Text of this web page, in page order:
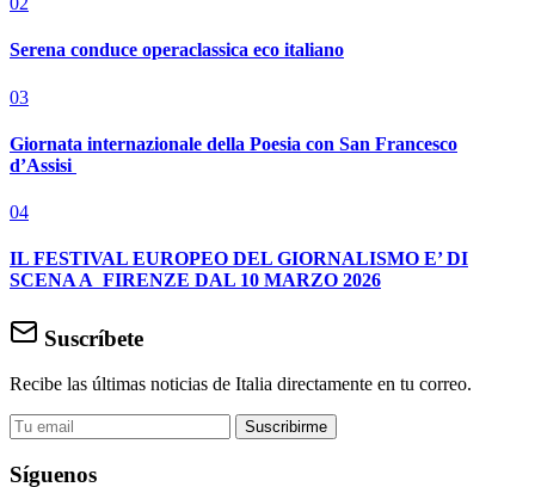
Serena conduce operaclassica eco italiano
03
Giornata internazionale della Poesia con San Francesco
d’Assisi
04
IL FESTIVAL EUROPEO DEL GIORNALISMO E’ DI
SCENA A FIRENZE DAL 10 MARZO 2026
Suscríbete
Recibe las últimas noticias de Italia directamente en tu correo.
Suscribirme
Síguenos